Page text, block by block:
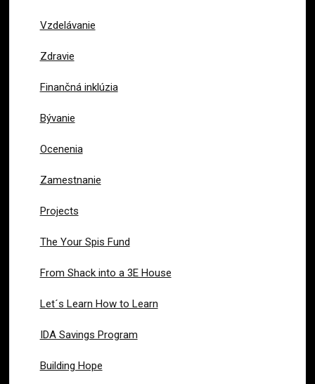
Vzdelávanie
Zdravie
Finančná inklúzia
Bývanie
Ocenenia
Zamestnanie
Projects
The Your Spis Fund
From Shack into a 3E House
Let´s Learn How to Learn
IDA Savings Program
Building Hope